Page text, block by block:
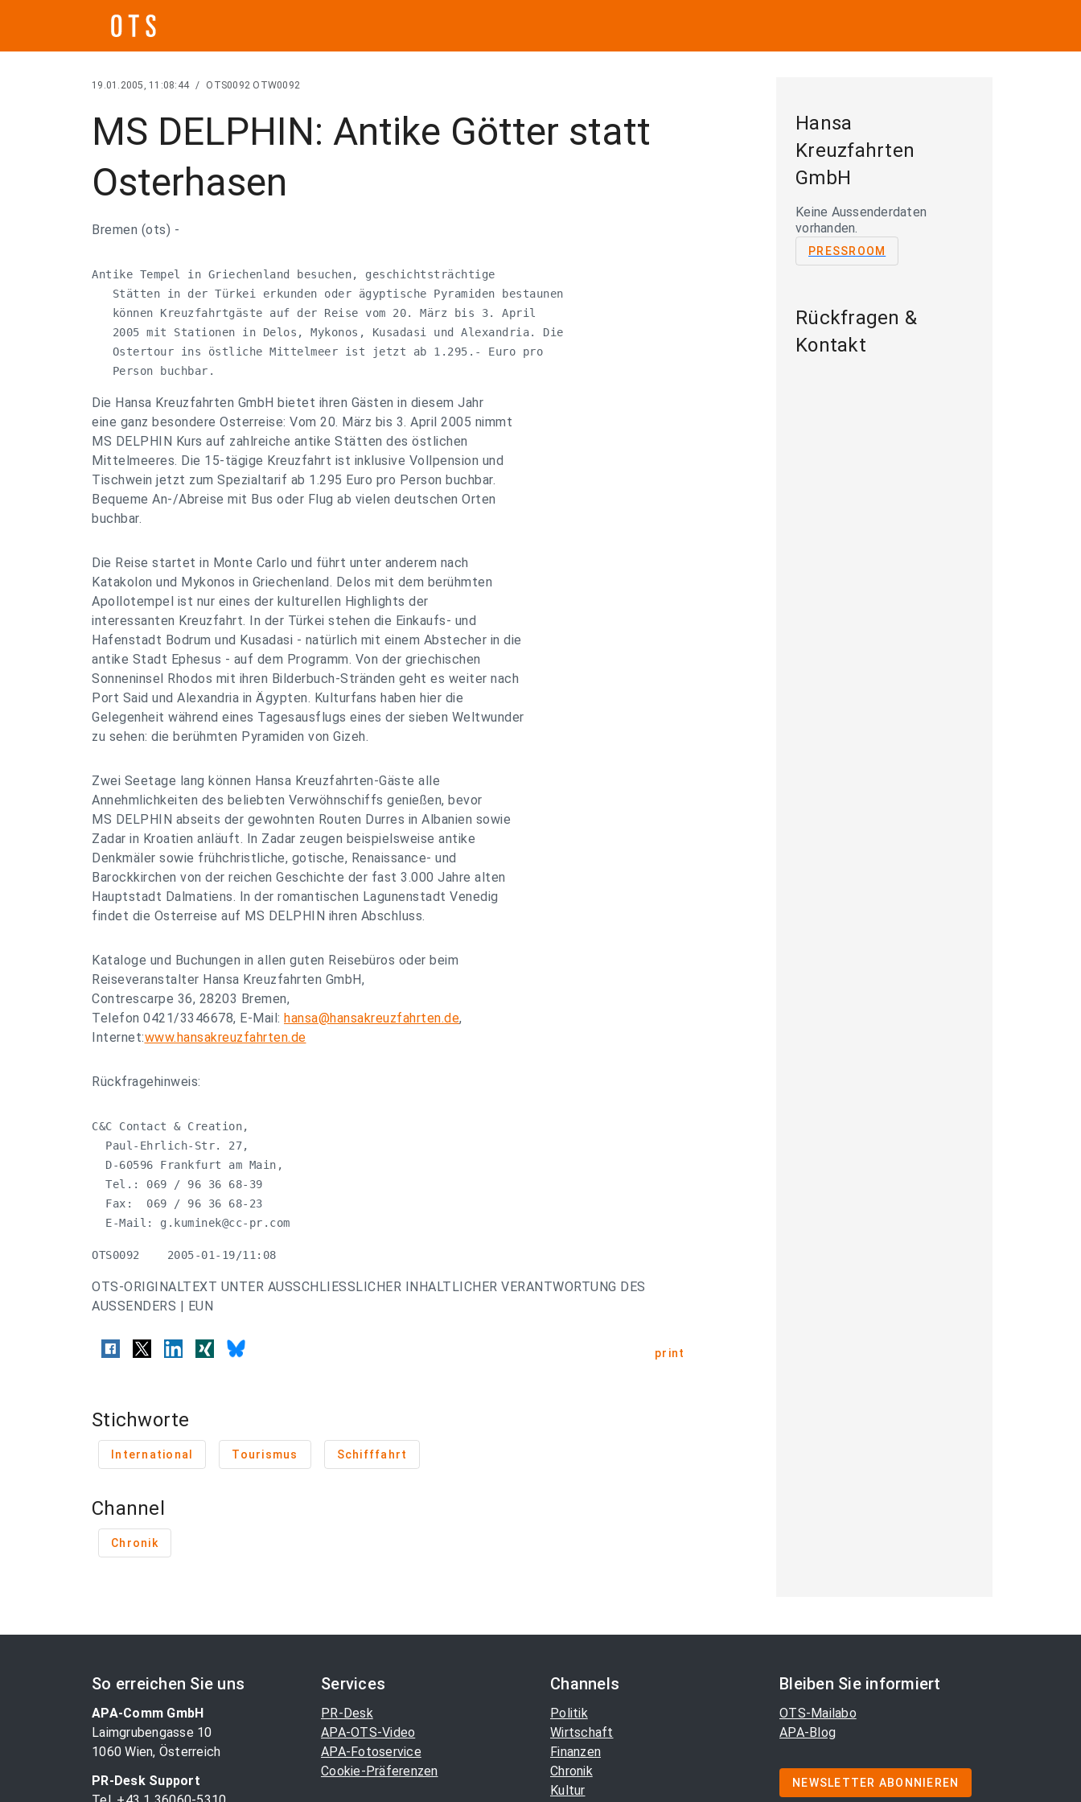
19.01.2005, 11:08:44 / OTS0092 OTW0092
MS DELPHIN: Antike Götter statt
Osterhasen
Bremen (ots) -
Antike Tempel in Griechenland besuchen, geschichtsträchtige
   Stätten in der Türkei erkunden oder ägyptische Pyramiden bestaunen
   können Kreuzfahrtgäste auf der Reise vom 20. März bis 3. April
   2005 mit Stationen in Delos, Mykonos, Kusadasi und Alexandria. Die
   Ostertour ins östliche Mittelmeer ist jetzt ab 1.295.- Euro pro
   Person buchbar.
Die Hansa Kreuzfahrten GmbH bietet ihren Gästen in diesem Jahr
eine ganz besondere Osterreise: Vom 20. März bis 3. April 2005 nimmt
MS DELPHIN Kurs auf zahlreiche antike Stätten des östlichen
Mittelmeeres. Die 15-tägige Kreuzfahrt ist inklusive Vollpension und
Tischwein jetzt zum Spezialtarif ab 1.295 Euro pro Person buchbar.
Bequeme An-/Abreise mit Bus oder Flug ab vielen deutschen Orten
buchbar.
Die Reise startet in Monte Carlo und führt unter anderem nach
Katakolon und Mykonos in Griechenland. Delos mit dem berühmten
Apollotempel ist nur eines der kulturellen Highlights der
interessanten Kreuzfahrt. In der Türkei stehen die Einkaufs- und
Hafenstadt Bodrum und Kusadasi - natürlich mit einem Abstecher in die
antike Stadt Ephesus - auf dem Programm. Von der griechischen
Sonneninsel Rhodos mit ihren Bilderbuch-Stränden geht es weiter nach
Port Said und Alexandria in Ägypten. Kulturfans haben hier die
Gelegenheit während eines Tagesausflugs eines der sieben Weltwunder
zu sehen: die berühmten Pyramiden von Gizeh.
Zwei Seetage lang können Hansa Kreuzfahrten-Gäste alle
Annehmlichkeiten des beliebten Verwöhnschiffs genießen, bevor
MS DELPHIN abseits der gewohnten Routen Durres in Albanien sowie
Zadar in Kroatien anläuft. In Zadar zeugen beispielsweise antike
Denkmäler sowie frühchristliche, gotische, Renaissance- und
Barockkirchen von der reichen Geschichte der fast 3.000 Jahre alten
Hauptstadt Dalmatiens. In der romantischen Lagunenstadt Venedig
findet die Osterreise auf MS DELPHIN ihren Abschluss.
Kataloge und Buchungen in allen guten Reisebüros oder beim
Reiseveranstalter Hansa Kreuzfahrten GmbH,
Contrescarpe 36, 28203 Bremen,
Telefon 0421/3346678, E-Mail: hansa@hansakreuzfahrten.de,
Internet:www.hansakreuzfahrten.de
Rückfragehinweis:
C&C Contact & Creation,
  Paul-Ehrlich-Str. 27,
  D-60596 Frankfurt am Main,
  Tel.: 069 / 96 36 68-39
  Fax:  069 / 96 36 68-23
  E-Mail:
g.kuminek@cc-pr.com
OTS0092    2005-01-19/11:08
OTS-ORIGINALTEXT UNTER AUSSCHLIESSLICHER INHALTLICHER VERANTWORTUNG DES
AUSSENDERS | EUN
print
Stichworte
International Tourismus Schifffahrt
Channel
Chronik
Hansa
Kreuzfahrten
GmbH
Keine Aussenderdaten
vorhanden.
PRESSROOM
Rückfragen &
Kontakt
So erreichen Sie uns
APA-Comm GmbH
Laimgrubengasse 10
1060 Wien, Österreich
PR-Desk Support
Services
PR-Desk
APA-OTS-Video
APA-Fotoservice
Cookie-Präferenzen
Channels
Politik
Wirtschaft
Finanzen
Chronik
Kultur
Bleiben Sie informiert
OTS-Mailabo
APA-Blog
NEWSLETTER ABONNIEREN